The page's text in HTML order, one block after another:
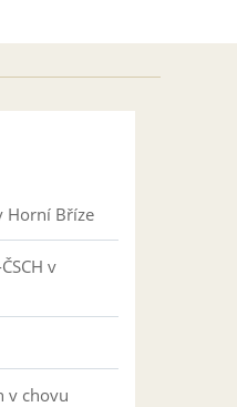
Horní Bříze
v
v chovu